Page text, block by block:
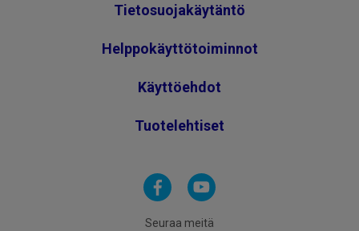
Tietosuojakäytäntö
Helppokäyttötoiminnot
Käyttöehdot
Tuotelehtiset
Seuraa meitä